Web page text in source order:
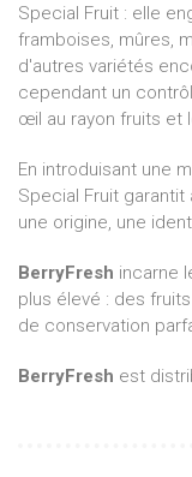
Special Fruit : elle
framboises, mûres,
d'autres variétés
cependant un
œil au rayon fruits et
En introduisant une
Special Fruit
une origine, une
BerryFresh incarne
plus élevé : des
de conservation
BerryFresh est